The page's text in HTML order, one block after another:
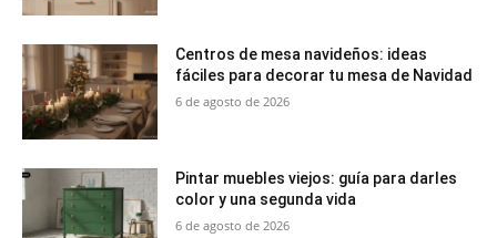
Centros de mesa navideños: ideas
fáciles para decorar tu mesa de Navidad
6 de agosto de 2026
Pintar muebles viejos: guía para darles
color y una segunda vida
6 de agosto de 2026